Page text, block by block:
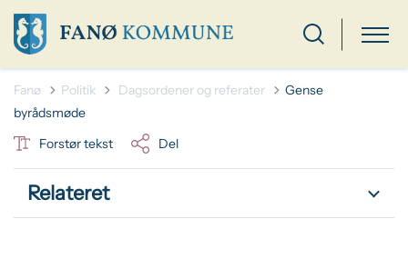
Fanø Politik Tilbage til
Dagsordener og referater
Gense
byrådsmøde
Forstør tekst
Del
Relateret